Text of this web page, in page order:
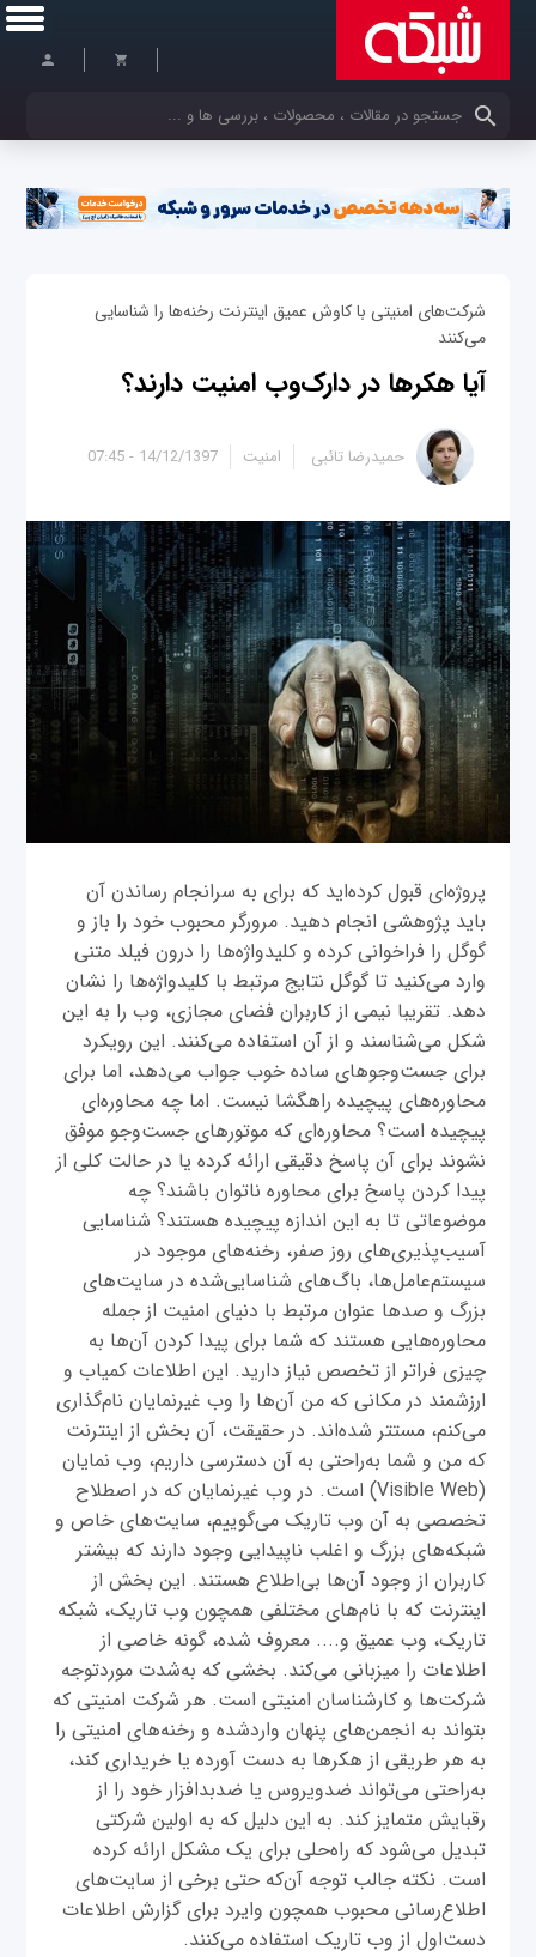
کلمات کلیدی خود را وارد کنید
شرکت‌های امنیتی با کاوش عمیق اینترنت رخنه‌ها را شناسایی
‌می‌کنند
آیا هکرها در دارک‌وب امنیت دارند؟
14/12/1397 - 07:45 حمیدرضا تائبی امنیت
پروژه‌ای قبول کرده‌اید که برای به سرانجام رساندن آن
باید پژوهشی انجام دهید. مرورگر محبوب خود را باز و
گوگل را فراخوانی کرده و کلیدواژه‌ها را درون فیلد متنی
وارد می‌کنید تا گوگل نتایج مرتبط با کلیدواژه‌ها را نشان
دهد. تقریبا نیمی از کاربران فضای مجازی، وب را به این
شکل می‌شناسند و از آن استفاده می‌کنند. این رویکرد
برای جست‌وجوهای ساده خوب جواب می‌دهد، اما برای
محاوره‌های پیچیده راهگشا نیست. اما چه محاوره‌ای
پیچیده است؟ محاوره‌ای که موتورهای جست‌وجو موفق
نشوند برای آن پاسخ دقیقی ارائه کرده یا در حالت کلی از
پیدا کردن پاسخ برای محاوره ناتوان باشند؟ چه
موضوعاتی تا به این اندازه پیچیده هستند؟ شناسایی
آسیب‌پذیری‌های روز صفر، رخنه‌های موجود در
سیستم‌عامل‌ها، باگ‌های شناسایی‌شده در سایت‌های
بزرگ و صدها عنوان مرتبط با دنیای امنیت از جمله
محاوره‌هایی هستند که شما برای پیدا کردن آن‌ها به
چیزی فراتر از تخصص نیاز دارید. این اطلاعات کمیاب و
ارزشمند در مکانی که من آن‌ها را وب غیرنمایان نام‌گذاری
می‌کنم، مستتر شده‌اند. در حقیقت، آن بخش از اینترنت
که من و شما به‌راحتی به آن دسترسی داریم، وب نمایان
(Visible Web) است. در وب غیرنمایان که در اصطلاح
تخصصی به آن وب تاریک می‌گوییم، سایت‌های خاص و
شبکه‌های بزرگ و اغلب ناپیدایی وجود دارند که بیشتر
کاربران از وجود آن‌ها بی‌اطلاع هستند. این بخش از
اینترنت که با نام‌های مختلفی همچون وب تاریک، شبکه
تاریک، وب عمیق و.... معروف شده، گونه خاصی از
اطلاعات را میزبانی می‌کند. بخشی که به‌شدت موردتوجه
شرکت‌ها و کارشناسان امنیتی است. هر شرکت امنیتی که
بتواند به انجمن‌های پنهان واردشده و رخنه‌های امنیتی را
به هر طریقی از هکرها به دست آورده یا خریداری کند،
به‌راحتی می‌تواند ضدویروس یا ضدبدافزار خود را از
رقبایش متمایز کند. به این دلیل ‌که به اولین شرکتی
تبدیل می‌شود که راه‌حلی برای یک مشکل ارائه کرده
است. نکته جالب توجه آن‌که حتی برخی از سایت‌های
اطلاع‌رسانی محبوب همچون وایرد برای گزارش اطلاعات
دست‌اول از وب تاریک استفاده می‌کنند.